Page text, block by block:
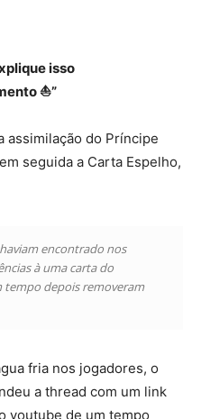
isso
⛵”
assimilação do Príncipe
seguida a Carta Espelho,
encontrado nos
à uma carta do
tempo depois removeram
fria nos jogadores, o
a thread com um link
youtube de um tempo